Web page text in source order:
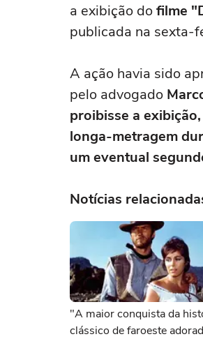
a exibição dofilme
publicada na sexta-
A ação havia sido
pelo advogado
proibisse a
longa-metragem
um eventual
Notícias
"A maior conquista da
clássico de faroeste